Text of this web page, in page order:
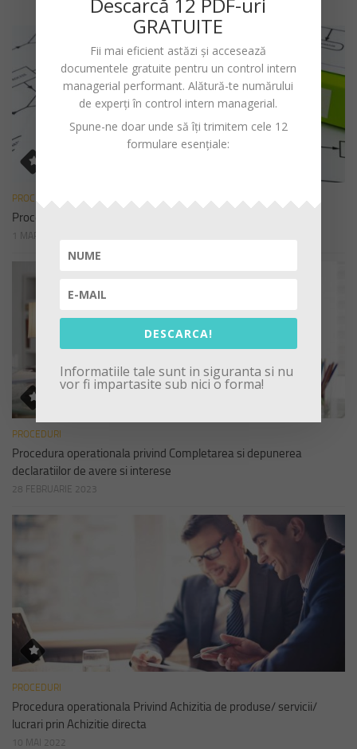
PROCEDURI
Procedura de sistem privind declararea cadourilor
1 MARTIE 2023
PROCEDURI
Procedura operationala privind Completarea si depunerea
declaratiilor de avere si interese
28 FEBRUARIE 2023
PROCEDURI
Procedura operationala Privind Achizitia de produse/ servicii/
lucrari prin Achizitie directa
10 MAI 2022
GRATUITE
Fii mai eficient astăzi și accesează
documentele gratuite pentru un control intern
managerial performant. Alătură-te numărului
de experți în control intern managerial.
Spune-ne doar unde să îți trimitem cele 12
formulare esențiale:
DESCARCA!
Informatiile tale sunt in siguranta si nu
vor fi impartasite sub nici o forma!